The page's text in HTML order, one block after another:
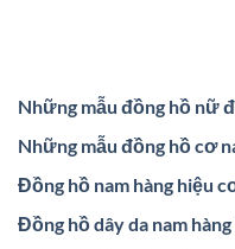
Những mẫu đồng hồ nữ
Những mẫu đồng hồ cơ
Đồng hồ nam hàng hiệu
Đồng hồ dây da nam